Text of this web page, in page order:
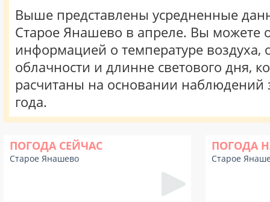
Выше представлены усредненные
Старое Янашево в апреле. Вы можете
информацией о температуре воздуха,
облачности и длинне светового дня,
расчитаны на основании наблюдений
года.
ПОГОДА СЕЙЧАС
Старое Янашево
ПОГОДА
Старое